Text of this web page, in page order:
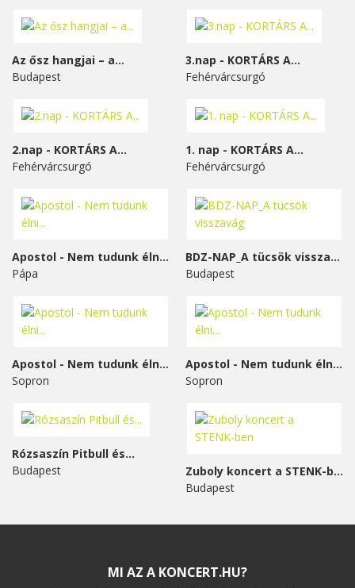
Az ősz hangjai – a...
Budapest
3.nap - KORTÁRS A...
Fehérvárcsurgó
2.nap - KORTÁRS A...
Fehérvárcsurgó
1. nap - KORTÁRS A...
Fehérvárcsurgó
Apostol - Nem tudunk élni...
Pápa
BDZ-NAP_A tücsök visszavág
Budapest
Apostol - Nem tudunk élni...
Sopron
Apostol - Nem tudunk élni...
Sopron
Rózsaszín Pitbull és...
Budapest
Zuboly koncert a STENK-ben
Budapest
MI AZ A KONCERT.HU?